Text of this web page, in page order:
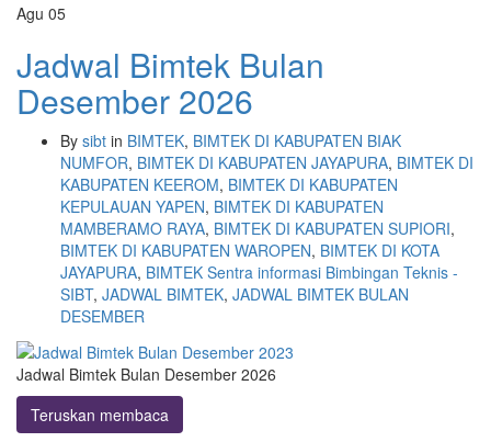
Agu 05
Jadwal Bimtek Bulan
Desember 2026
By sibt in BIMTEK, BIMTEK DI KABUPATEN BIAK
NUMFOR, BIMTEK DI KABUPATEN JAYAPURA, BIMTEK DI
KABUPATEN KEEROM, BIMTEK DI KABUPATEN
KEPULAUAN YAPEN, BIMTEK DI KABUPATEN
MAMBERAMO RAYA, BIMTEK DI KABUPATEN SUPIORI,
BIMTEK DI KABUPATEN WAROPEN, BIMTEK DI KOTA
JAYAPURA, BIMTEK Sentra informasi Bimbingan Teknis -
SIBT, JADWAL BIMTEK, JADWAL BIMTEK BULAN
DESEMBER
Jadwal Bimtek Bulan Desember 2026
Teruskan membaca